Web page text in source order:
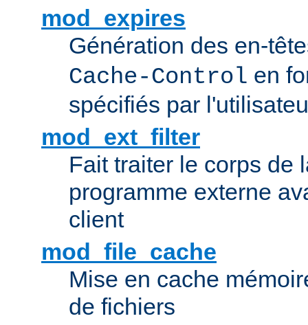
mod_expires
Génération des en-
Cache-Control en
spécifiés par
mod_ext_filter
Fait traiter le corps de
programme externe
client
mod_file_cache
Mise en cache
de fichiers